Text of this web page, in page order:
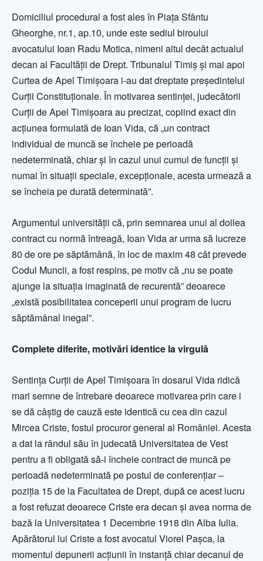
Domiciliul procedural a fost ales în Piaţa Sfântu
Gheorghe, nr.1, ap.10, unde este sediul biroului
avocatului Ioan Radu Motica, nimeni altul decât actualul
decan al Facultăţii de Drept. Tribunalul Timiş şi mai apoi
Curtea de Apel Timişoara i-au dat dreptate preşedintelui
Curţii Constituţionale. În motivarea sentinţei, judecătorii
Curţii de Apel Timişoara au precizat, copiind exact din
acţiunea formulată de Ioan Vida, că „un contract
individual de muncă se încheie pe perioadă
nedeterminată, chiar şi în cazul unui cumul de funcţii şi
numai în situaţii speciale, excepţionale, acesta urmează a
se încheia pe durată determinată”.
Argumentul universităţii că, prin semnarea unui al doilea
contract cu normă întreagă, Ioan Vida ar urma să lucreze
80 de ore pe săptămână, în loc de maxim 48 cât prevede
Codul Muncii, a fost respins, pe motiv că „nu se poate
ajunge la situaţia imaginată de recurentă” deoarece
„există posibilitatea conceperii unui program de lucru
săptămânal inegal”.
Complete diferite, motivări identice la virgulă
Sentinţa Curţii de Apel Timişoara în dosarul Vida ridică
mari semne de întrebare deoarece motivarea prin care i
se dă câştig de cauză este identică cu cea din cazul
Mircea Criste, fostul procuror general al României. Acesta
a dat la rândul său în judecată Universitatea de Vest
pentru a fi obligată să-i încheie contract de muncă pe
perioadă nedeterminată pe postul de conferenţiar –
poziţia 15 de la Facultatea de Drept, după ce acest lucru
a fost refuzat deoarece Criste era decan şi avea norma de
bază la Universitatea 1 Decembrie 1918 din Alba Iulia.
Apărătorul lui Criste a fost avocatul Viorel Paşca, la
momentul depunerii acţiunii în instanţă chiar decanul de